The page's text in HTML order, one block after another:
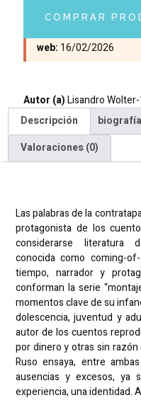
COMPRAR
web: 16/02/2026
Autor (a)Lisandro Wolter-
Descripción
biografía
Valoraciones (0)
Las palabras de la
protagonista de los
considerarse literatura
conocida como coming-
tiempo, narrador y
conforman la serie
momentos clave de su
dolescencia, juventud y
autor de los cuentos
por dinero y otras sin razón
Ruso ensaya, entre
ausencias y excesos,
experiencia, una identidad.